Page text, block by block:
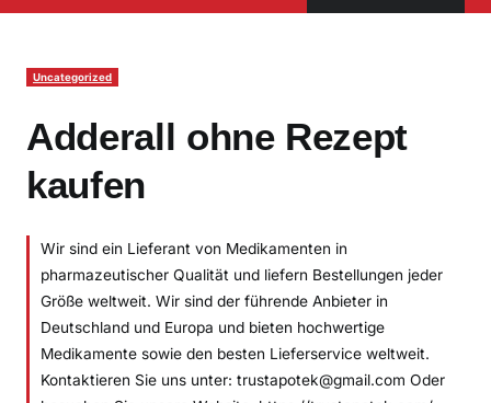
Uncategorized
Adderall ohne Rezept
kaufen
Wir sind ein Lieferant von Medikamenten in
pharmazeutischer Qualität und liefern Bestellungen jeder
Größe weltweit. Wir sind der führende Anbieter in
Deutschland und Europa und bieten hochwertige
Medikamente sowie den besten Lieferservice weltweit.
Kontaktieren Sie uns unter: trustapotek@gmail.com Oder